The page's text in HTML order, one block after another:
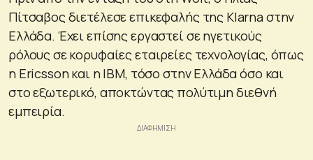
Πίτσαβος διετέλεσε επικεφαλής της Klarna στην
Ελλάδα. Έχει επίσης εργαστεί σε ηγετικούς
ρόλους σε κορυφαίες εταιρείες τεχνολογίας, όπως
η Ericsson και η IBM, τόσο στην Ελλάδα όσο και
στο εξωτερικό, αποκτώντας πολύτιμη διεθνή
εμπειρία.